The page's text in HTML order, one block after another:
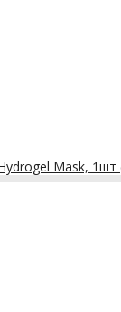
Mask,